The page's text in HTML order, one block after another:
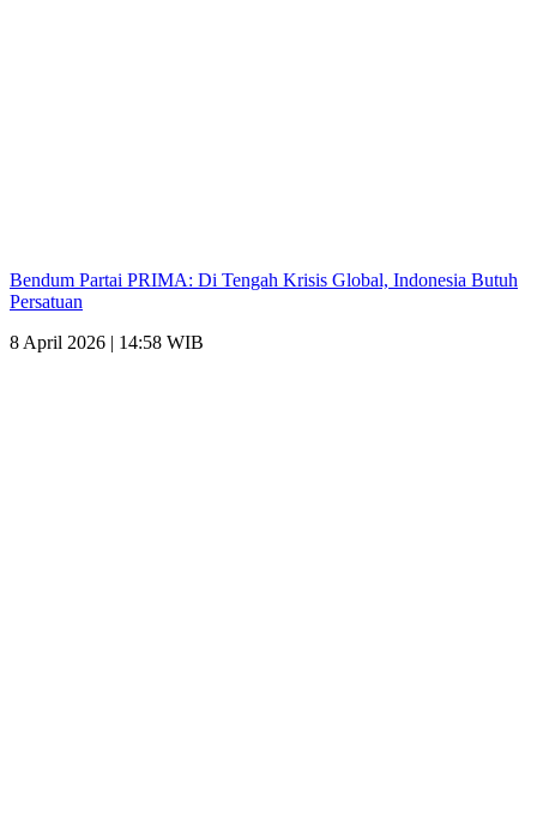
Bendum Partai PRIMA: Di Tengah Krisis Global, Indonesia Butuh
Persatuan
8 April 2026 | 14:58 WIB